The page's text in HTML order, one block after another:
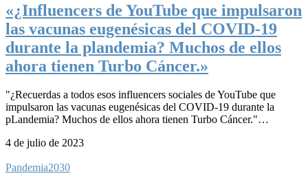
«¿Influencers de YouTube que impulsaron
las vacunas eugenésicas del COVID-19
durante la plandemia? Muchos de ellos
ahora tienen Turbo Cáncer.»
"¿Recuerdas a todos esos influencers sociales de YouTube que
impulsaron las vacunas eugenésicas del COVID-19 durante la
pLandemia? Muchos de ellos ahora tienen Turbo Cáncer."…
4 de julio de 2023
Pandemia2030